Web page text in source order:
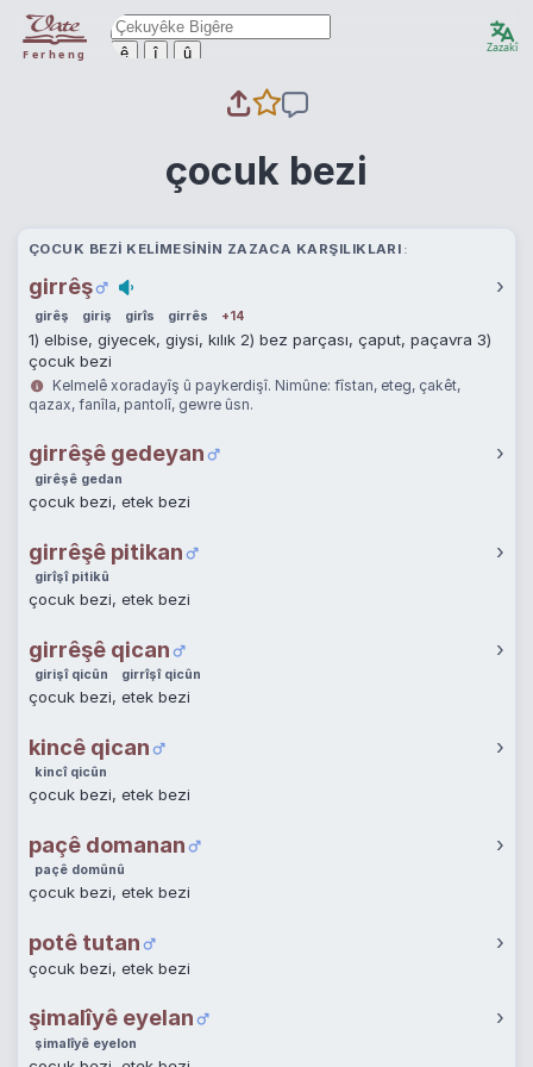
Ferheng ê î û Zazakî
çocuk bezi
ÇOCUK BEZI KELIMESININ ZAZACA KARŞILIKLARI
girrêş ›
girêş giriş girîs girrês +14
1) elbise, giyecek, giysi, kılık 2) bez parçası, çaput, paçavra 3)
çocuk bezi
Kelmelê xoradayîş û paykerdişî. Nimûne: fîstan, eteg, çakêt,
qazax, fanîla, pantolî, gewre ûsn.
girrêşê gedeyan ›
girêşê gedan
çocuk bezi, etek bezi
girrêşê pitikan ›
girîşî pitikû
çocuk bezi, etek bezi
girrêşê qican ›
girişî qicûn girrîşî qicûn
çocuk bezi, etek bezi
kincê qican ›
kincî qicûn
çocuk bezi, etek bezi
paçê domanan ›
paçê domûnû
çocuk bezi, etek bezi
potê tutan ›
çocuk bezi, etek bezi
şimalîyê eyelan ›
şimalîyê eyelon